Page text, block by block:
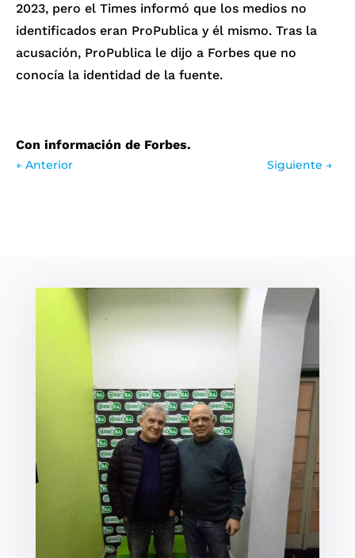
2023, pero el Times informó que los medios no
identificados eran ProPublica y él mismo. Tras la
acusación, ProPublica le dijo a Forbes que no
conocía la identidad de la fuente.
Con información de Forbes.
← Anterior Siguiente →